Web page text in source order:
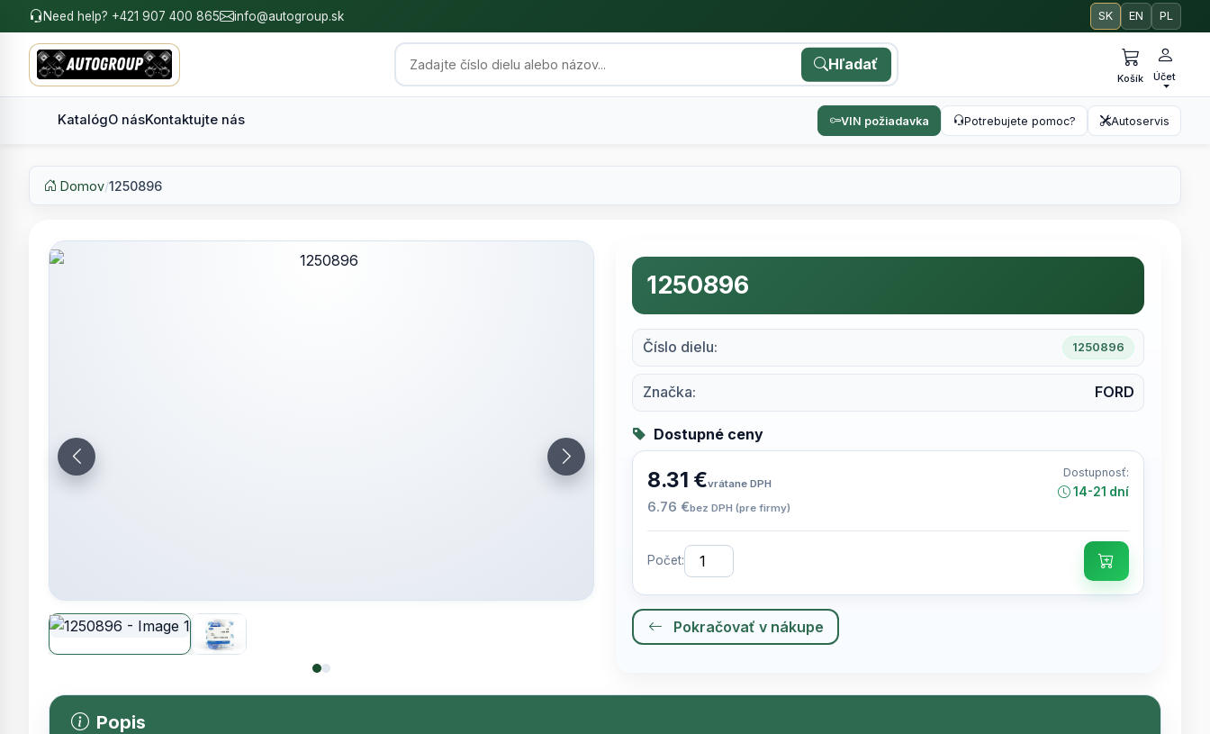
Need help? +421 907 400 865 info@autogroup.sk SK EN PL
Hľadať
Košík Účet
KatalógO násKontaktujte nás VIN požiadavka Potrebujete pomoc? Autoservis
Domov/1250896
1250896
Číslo dielu: 1250896
Značka: FORD
Dostupné ceny
8.31 €vrátane DPH
6.76 €bez DPH (pre firmy)
Dostupnosť:
14-21 dní
Počet:
Pokračovať v nákupe
Popis